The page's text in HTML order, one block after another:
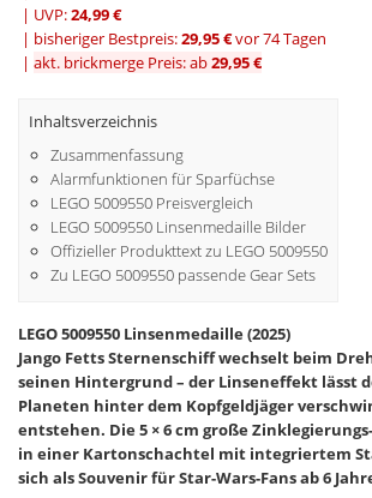
| UVP:24,99 €
| bisheriger Bestpreis:29,95 €vor 74 Tagen
| akt. brickmerge Preis: ab29,95 €
Inhaltsverzeichnis
Zusammenfassung
Alarmfunktionen für Sparfüchse
LEGO 5009550 Preisvergleich
LEGO 5009550 Linsenmedaille Bilder
Offizieller Produkttext zu LEGO 5009550
Zu LEGO 5009550 passende Gear Sets
LEGO 5009550 Linsenmedaille (2025)
Jango Fetts Sternenschiff wechselt beim
seinen Hintergrund – der Linseneffekt lässt
Planeten hinter dem Kopfgeldjäger
entstehen. Die 5 × 6 cm große
in einer Kartonschachtel mit integriertem
sich als Souvenir für Star-Wars-Fans ab 6